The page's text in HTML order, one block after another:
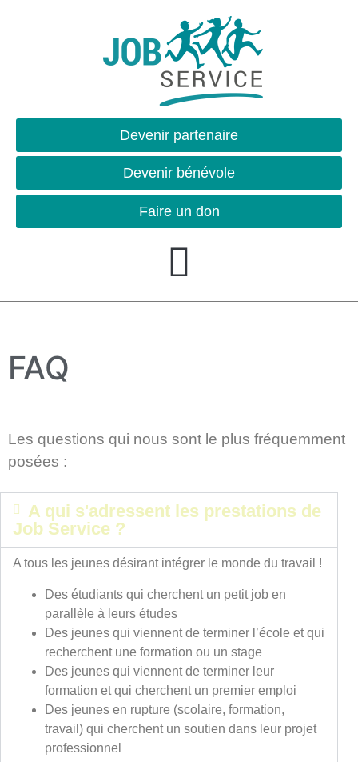
Devenir partenaire
Devenir bénévole
Faire un don
FAQ
Les questions qui nous sont le plus fréquemment
posées :
A qui s'adressent les prestations de
Job Service ?
A tous les jeunes désirant intégrer le monde du travail !
Des étudiants qui cherchent un petit job en
parallèle à leurs études
Des jeunes qui viennent de terminer l’école et qui
recherchent une formation ou un stage
Des jeunes qui viennent de terminer leur
formation et qui cherchent un premier emploi
Des jeunes en rupture (scolaire, formation,
travail) qui cherchent un soutien dans leur projet
professionnel